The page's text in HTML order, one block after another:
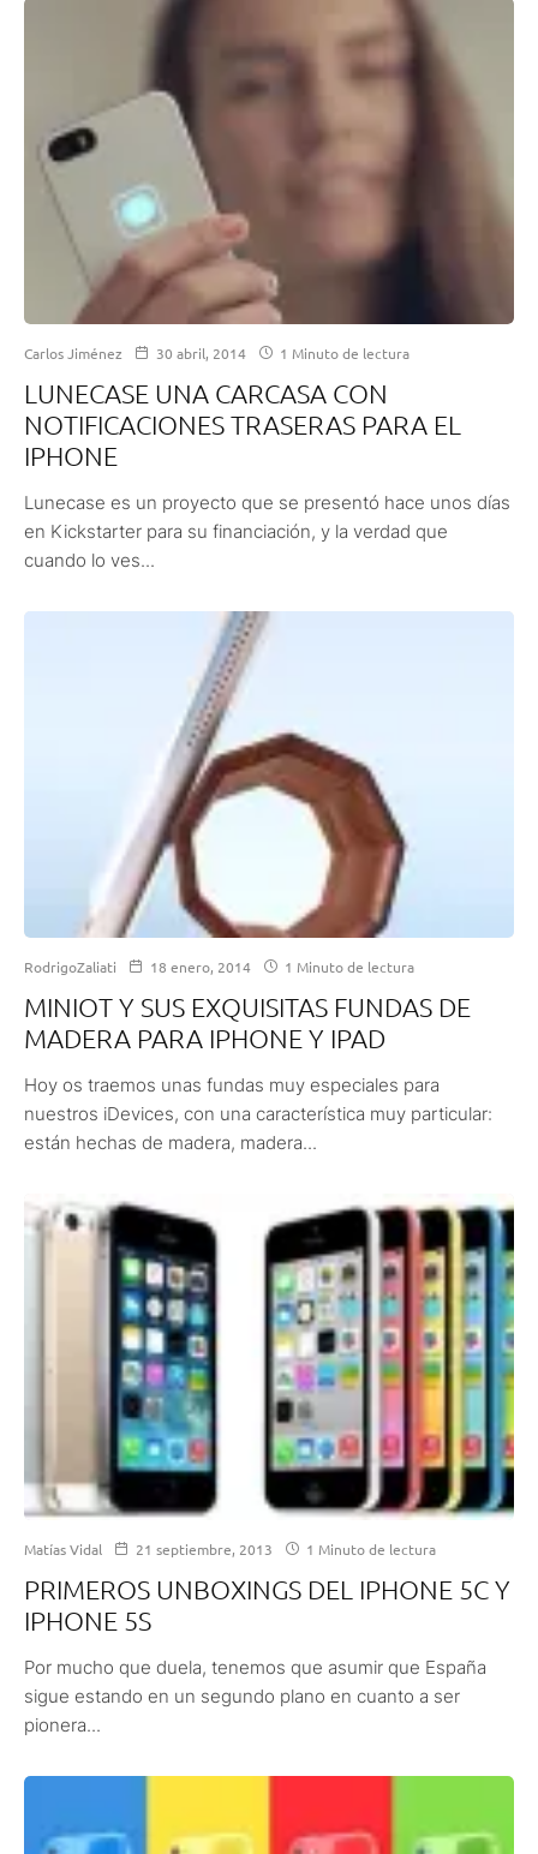
Carlos Jiménez 30 abril, 2014 1 Minuto de lectura
LUNECASE UNA CARCASA CON
NOTIFICACIONES TRASERAS PARA EL
IPHONE
Lunecase es un proyecto que se presentó hace unos días
en Kickstarter para su financiación, y la verdad que
cuando lo ves...
RodrigoZaliati 18 enero, 2014 1 Minuto de lectura
MINIOT Y SUS EXQUISITAS FUNDAS DE
MADERA PARA IPHONE Y IPAD
Hoy os traemos unas fundas muy especiales para
nuestros iDevices, con una característica muy particular:
están hechas de madera, madera...
Matías Vidal 21 septiembre, 2013 1 Minuto de lectura
PRIMEROS UNBOXINGS DEL IPHONE 5C Y
IPHONE 5S
Por mucho que duela, tenemos que asumir que España
sigue estando en un segundo plano en cuanto a ser
pionera...